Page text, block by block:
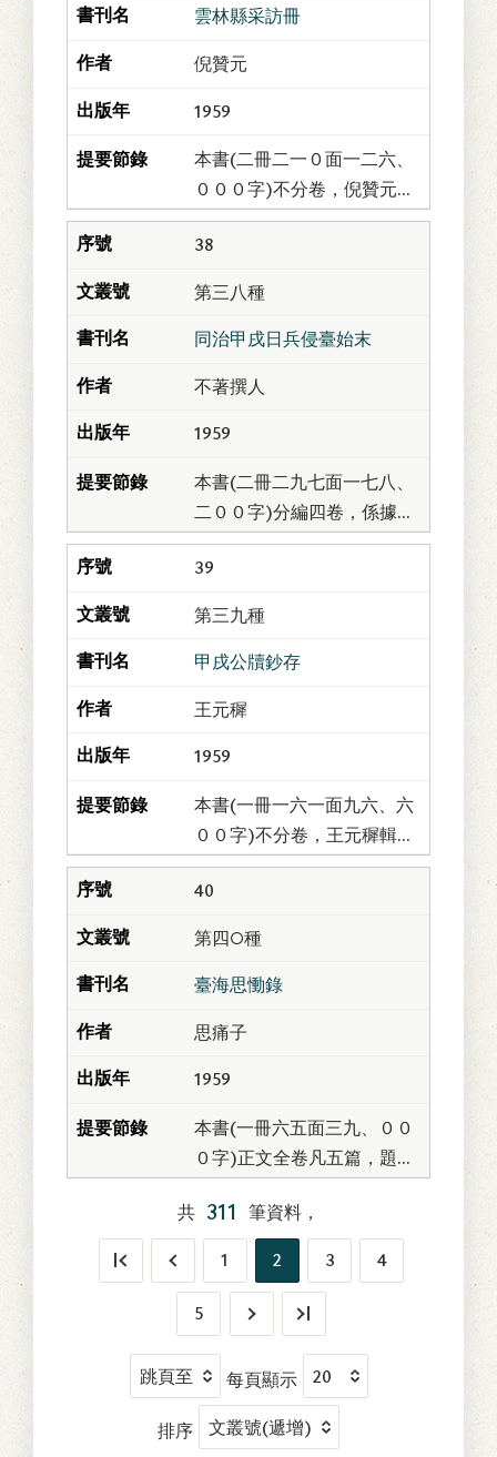
雲林縣采訪冊
倪贊元
1959
本書(二冊二一０面一二六、
０００字)不分卷，倪贊元編
纂。贊元里居、閱歷不詳；
清光緒二十年，任雲林縣訓
導。雲林設縣，始於十三年
建省之時；位於嘉...
38
第三八種
同治甲戌日兵侵臺始末
不著撰人
1959
本書(二冊二九七面一七八、
二００字)分編四卷，係據清
同治朝「籌辦夷務始末」卷
九十三至一百選輯而成；由
於選輯重心在於同治十三年
(甲戌)日本藉口...
39
第三九種
甲戌公牘鈔存
王元穉
1959
本書(一冊一六一面九六、六
００字)不分卷，王元穉輯。
元穉，福建閩縣人。清同治
十三年(甲戌)，嘗客臺灣道
幕。當年日本因藉口琉球難
民被臺灣先住民...
40
第四○種
臺海思慟錄
思痛子
1959
本書(一冊六五面三九、００
０字)正文全卷凡五篇，題思
本末」一篇，羅惇曧撰；
「東方兵事紀略」(「臺灣
篇」上下)二篇，姚...
共 311 筆資料，
1
2 3 4
5
每頁顯示
排序